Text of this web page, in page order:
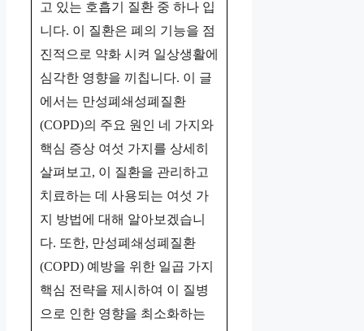
고 있는 호흡기 질환 중 하나 입
니다. 이 질환은 폐의 기능을 점
진적으로 약화 시켜 일상생활에
심각한 영향을 끼칩니다. 이 글
에서는 만성폐쇄성폐질환
(COPD)의 주요 원인 네 가지와
핵심 증상 여섯 가지를 상세히
살펴보고, 이 질환을 관리하고
치료하는 데 사용되는 여섯 가
지 방법에 대해 알아보겠습니
다. 또한, 만성폐쇄성폐질환
(COPD) 예방을 위한 일곱 가지
핵심 전략을 제시하여 이 질병
으로 인한 영향을 최소화하는